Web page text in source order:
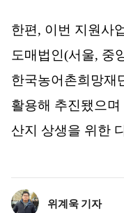
한편 , 이번 지원사
도매법인(서울, 중
한국농어촌희망재
활용해 추진됐으며
산지 상생을 위한
위계욱 기자